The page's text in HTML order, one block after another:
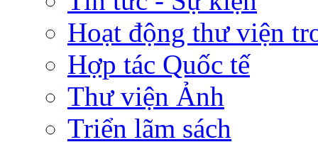
Hoạt động thư viện
Hợp tác Quốc tế
Thư viện Ảnh
Triển lãm sách